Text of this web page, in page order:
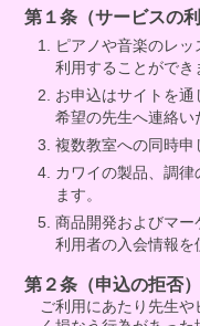
第１条（サービスの利
ピアノや音楽のレ
利用することができ
お申込はサイトを通
希望の先生へ連絡い
複数教室への同時申
カワイの製品、調
ます。
商品開発およびマー
利用者の入会情報を
第２条（申込の拒否）
ご利用にあたり先生